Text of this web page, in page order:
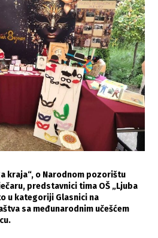
kraja“, o Narodnom pozorištu
predstavnici tima OŠ „Ljuba
u kategoriji Glasnici na
sa međunarodnim učešćem